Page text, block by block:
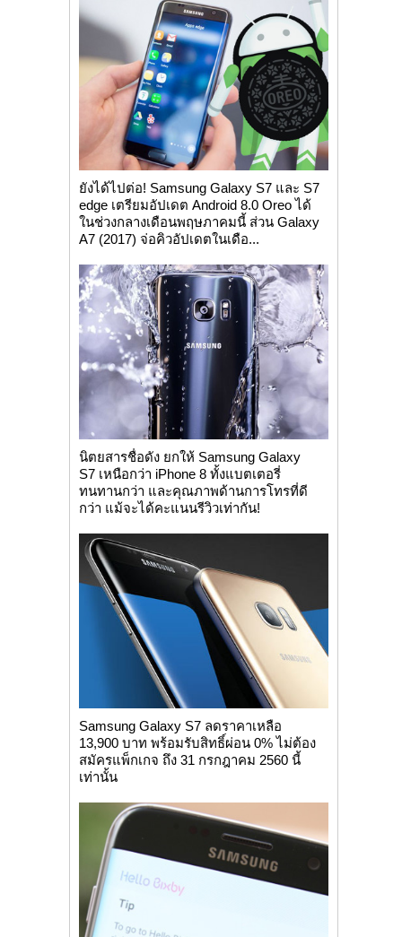
ยังได้ไปต่อ! Samsung Galaxy S7 และ S7
edge เตรียมอัปเดต Android 8.0 Oreo ได้
ในช่วงกลางเดือนพฤษภาคมนี้ ส่วน Galaxy
A7 (2017) จ่อคิวอัปเดตในเดือ...
นิตยสารชื่อดัง ยกให้ Samsung Galaxy
S7 เหนือกว่า iPhone 8 ทั้งแบตเตอรี่
ทนทานกว่า และคุณภาพด้านการโทรที่ดี
กว่า แม้จะได้คะแนนรีวิวเท่ากัน!
Samsung Galaxy S7 ลดราคาเหลือ
13,900 บาท พร้อมรับสิทธิ์ผ่อน 0% ไม่ต้อง
สมัครแพ็กเกจ ถึง 31 กรกฎาคม 2560 นี้
เท่านั้น